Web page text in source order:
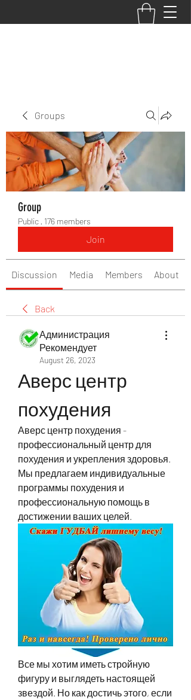
Groups
Group
Public · 176 members
Join
Discussion Media Members About
Back
Администрация
Рекомендует
August 26, 2023
Аверс центр
похудения
Аверс центр похудения -
профессиональный центр для
похудения и укрепления здоровья.
Мы предлагаем индивидуальные
программы похудения и
профессиональную помощь в
достижении ваших целей.
Все мы хотим иметь стройную
фигуру и выглядеть настоящей
звездой. Но как достичь этого, если